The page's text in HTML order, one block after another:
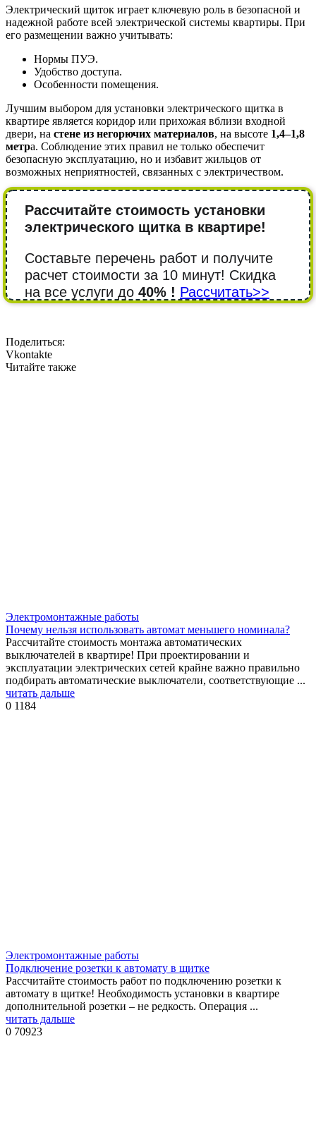
Электрический щиток играет ключевую роль в безопасной и
надежной работе всей электрической системы квартиры. При
его размещении важно учитывать:
Нормы ПУЭ.
Удобство доступа.
Особенности помещения.
Лучшим выбором для установки электрического щитка в
квартире является коридор или прихожая вблизи входной
двери, на стене из негорючих материалов, на высоте 1,4–1,8
метра. Соблюдение этих правил не только обеспечит
безопасную эксплуатацию, но и избавит жильцов от
возможных неприятностей, связанных с электричеством.
Рассчитайте стоимость установки
электрического щитка в квартире!
Составьте перечень работ и получите
расчет стоимости за 10 минут! Cкидка
на все услуги до 40% ! Рассчитать>>
Поделиться:
Vkontakte
Читайте также
Электромонтажные работы
Почему нельзя использовать автомат меньшего номинала?
Рассчитайте стоимость монтажа автоматических
выключателей в квартире! При проектировании и
эксплуатации электрических сетей крайне важно правильно
подбирать автоматические выключатели, соответствующие ...
читать дальше
0 1184
Электромонтажные работы
Подключение розетки к автомату в щитке
Рассчитайте стоимость работ по подключению розетки к
автомату в щитке! Необходимость установки в квартире
дополнительной розетки – не редкость. Операция ...
читать дальше
0 70923